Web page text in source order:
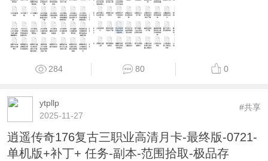
284 80 0
ytpllp
2025-11-27
#共享
逍遥传奇176复古三职业高清月卡-最终版-0721-
单机版+补丁+ 任务-副本-范围拾取-极品存